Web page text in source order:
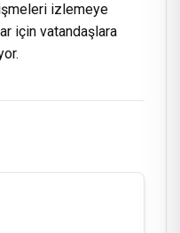
izlemeye
için vatandaşlara